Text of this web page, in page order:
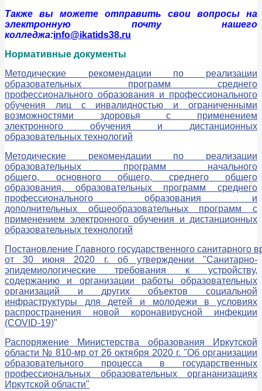
Также вы можете отправить свои вопросы на
электронную почту нашего
колледжа:info@ikatids38.ru
Нормативные документы
Методические рекомендации по реализации
образовательных программ среднего
профессионального образования и профессионального
обучения лиц с инвалидностью и ограниченными
возможностями здоровья с применением
электронного обучения и дистанционных
образовательных технологий
Методические рекомендации по реализации
образовательных программ начального
общего, основного общего, среднего общего
образования, образовательных программ среднего
профессионального образования и
дополнительных общеобразовательных программ с
применением электронного обучения и дистанционных
образовательных технологий
Постановление Главного государственного
от 30 июня 2020 г. об утверждении "Санитарно-
эпидемиологические требования к устройству,
содержанию и организации работы образовательных
организаций и других объектов социальной
инфраструктуры для детей и молодежи в условиях
распространения новой коронавирусной инфекции
(COVID-19)"
Распоряжение Министерства образования Иркутской
области № 810-мр от 26 октября 2020 г. "Об организации
образовательного процесса в государственных
профессиональных образовательных органанизациях
Иркутской области"